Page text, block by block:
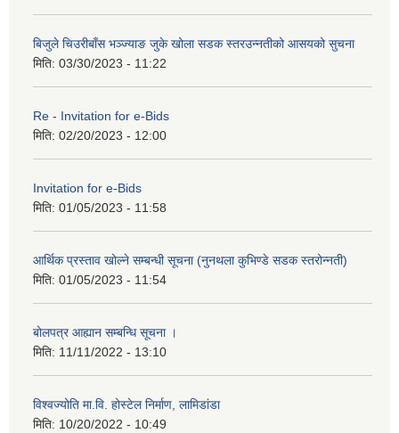
बिजुले चिउरीबाँस भञ्ज्याङ जुके खोला सडक स्तरउन्नतीको आसयको सुचना
मिति: 03/30/2023 - 11:22
Re - Invitation for e-Bids
मिति: 02/20/2023 - 12:00
Invitation for e-Bids
मिति: 01/05/2023 - 11:58
आर्थिक प्रस्ताव खोल्ने सम्बन्धी सूचना (नुनथला कुभिण्डे सडक स्तरोन्नती)
मिति: 01/05/2023 - 11:54
बोलपत्र आह्यान सम्बन्धि सूचना ।
मिति: 11/11/2022 - 13:10
विश्वज्योति मा.वि. होस्टेल निर्माण, लामिडांडा
मिति: 10/20/2022 - 10:49